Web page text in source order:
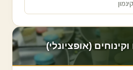
(אופציונלי)